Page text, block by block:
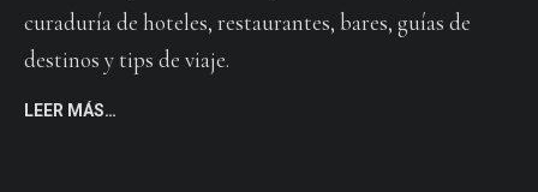
curaduría de hoteles, restaurantes, bares, guías de
destinos y tips de viaje.
LEER MÁS…